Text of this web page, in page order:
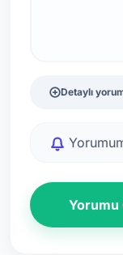
Detaylı
Yorumu